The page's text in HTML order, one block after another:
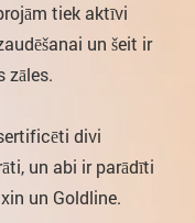
tiek aktīvi
un šeit ir
zāles.
divi
un abi ir parādīti
un Goldline.